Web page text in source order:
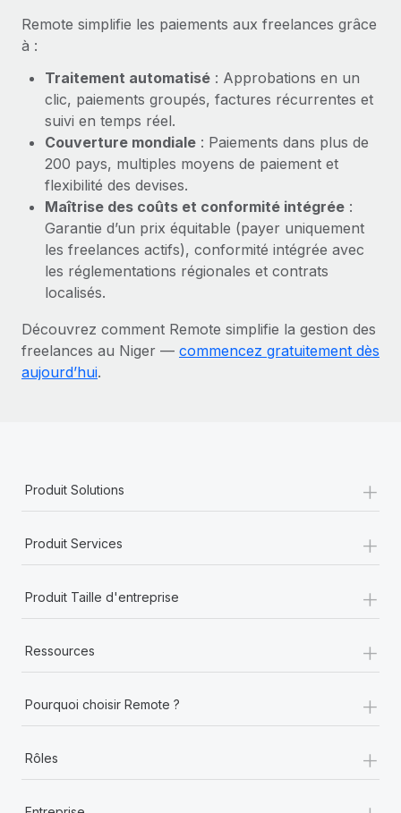
En savoir plus
Remote simplifie les paiements aux freelances grâce
à :
Traitement automatisé : Approbations en un
clic, paiements groupés, factures récurrentes et
suivi en temps réel.
Couverture mondiale : Paiements dans plus de
200 pays, multiples moyens de paiement et
flexibilité des devises.
Maîtrise des coûts et conformité intégrée :
Garantie d’un prix équitable (payer uniquement
les freelances actifs), conformité intégrée avec
les réglementations régionales et contrats
localisés.
Découvrez comment Remote simplifie la gestion des
freelances au Niger — commencez gratuitement dès
aujourd’hui.
Produit Solutions +
Produit Services +
Produit Taille d'entreprise +
Ressources +
Pourquoi choisir Remote ? +
Rôles +